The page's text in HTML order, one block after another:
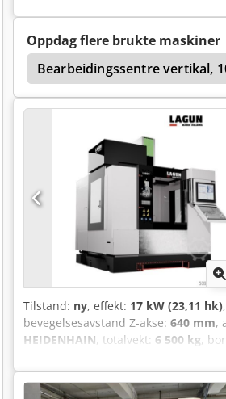
Oppdag flere brukte maskiner
Bearbeidingssentre vertikal,
Tilstand: ny, effekt: 17 kW (23,11 hk)
bevegelsesavstand Z-akse: 640 mm,
HEIDENHAIN, totalvekt: 6 500 kg,
hurtig tverrslag Y-akse:36 000 m/
12 000 o/min, verktøydiameter:150